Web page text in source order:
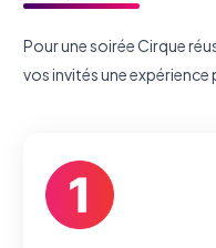
Pour une soirée Cirque
vos invités une expérience